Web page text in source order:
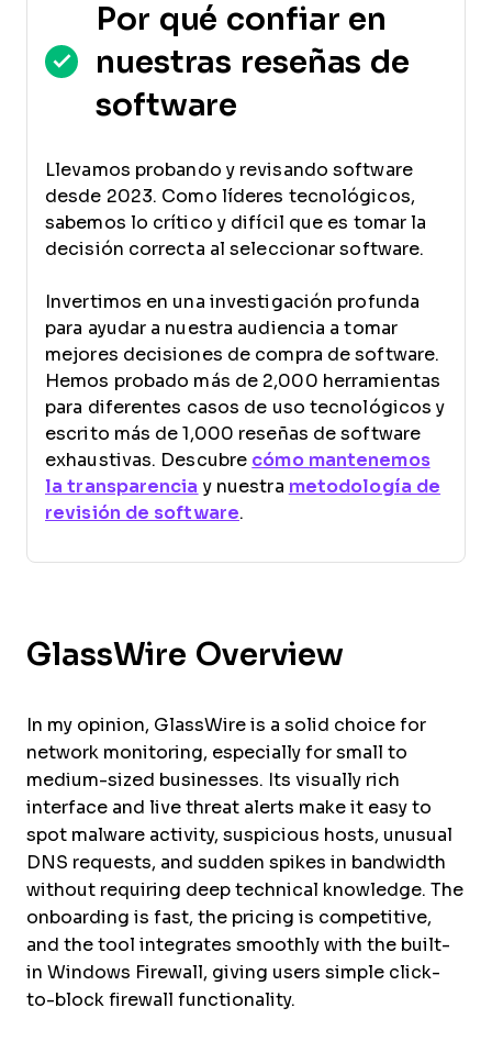
Por qué confiar en
nuestras reseñas de
software
Llevamos probando y revisando software
desde 2023. Como líderes tecnológicos,
sabemos lo crítico y difícil que es tomar la
decisión correcta al seleccionar software.
Invertimos en una investigación profunda
para ayudar a nuestra audiencia a tomar
mejores decisiones de compra de software.
Hemos probado más de 2,000 herramientas
para diferentes casos de uso tecnológicos y
escrito más de 1,000 reseñas de software
exhaustivas. Descubre cómo mantenemos
la transparencia y nuestra metodología de
revisión de software.
GlassWire Overview
In my opinion, GlassWire is a solid choice for
network monitoring, especially for small to
medium-sized businesses. Its visually rich
interface and live threat alerts make it easy to
spot malware activity, suspicious hosts, unusual
DNS requests, and sudden spikes in bandwidth
without requiring deep technical knowledge. The
onboarding is fast, the pricing is competitive,
and the tool integrates smoothly with the built-
in Windows Firewall, giving users simple click-
to-block firewall functionality.